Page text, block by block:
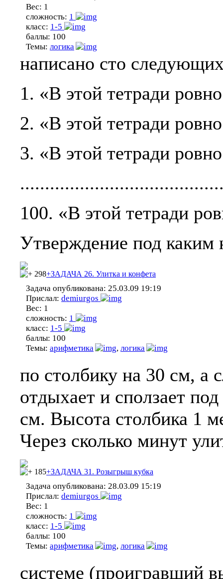
Вес: 1
сложность: 1
класс: 1-5
баллы: 100
Темы: логика
написано сто
1. «В этой тетради
2. «В этой тетради
3. «В этой тетради
100. «В этой тетради
Утверждение под каким
298+ЗАДАЧА 26. Улитка и конфета
Задача опубликована: 25.03.09 19:19
Прислал: demiurgos
Вес: 1
сложность: 1
класс: 1-5
баллы: 100
Темы: арифметика , логика
по столбику на 30 см,
отдыхает и сползает
см. Высота столбика 1
Через сколько минут
185+ЗАДАЧА 31. Розыгрыш кубка
Задача опубликована: 28.03.09 15:19
Прислал: demiurgos
Вес: 1
сложность: 1
класс: 1-5
баллы: 100
Темы: арифметика , логика
системе (проигравший